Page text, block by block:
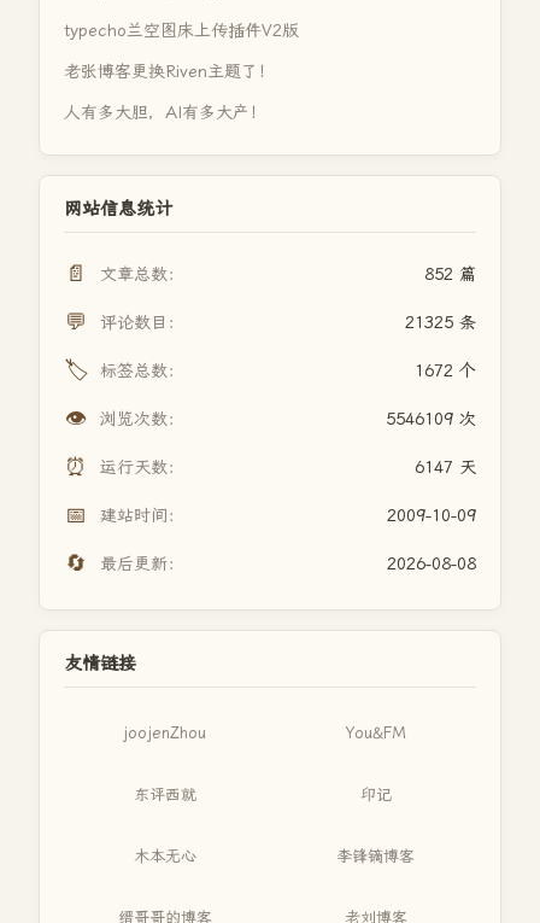
typecho兰空图床上传插件V2版
老张博客更换Riven主题了！
人有多大胆，AI有多大产！
网站信息统计
📄 文章总数： 852 篇
💬 评论数目： 21325 条
🏷️ 标签总数： 1672 个
👁️ 浏览次数： 5546109 次
⏰ 运行天数： 6147 天
📅 建站时间： 2009-10-09
🔄 最后更新： 2026-08-08
友情链接
joojenZhou You&FM
东评西就 印记
木本无心 李锋镝博客
缙哥哥的博客 老刘博客